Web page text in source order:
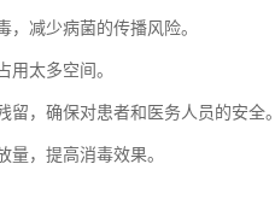
减少病菌的传播风险。
太多空间。
，确保对患者和医务人员的安全。
，提高消毒效果。